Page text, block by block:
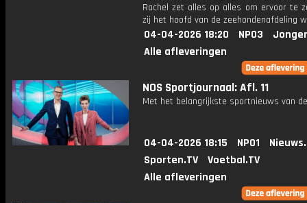
Rachel zet alles op alles om ervoor te
zij het hoofd van de zeehondenafdeling
04-04-2026 18:20 NPO3
Alle afleveringen
NOS Sportjournaal: Afl. 11
Met het belangrijkste sportnieuws van
04-04-2026 18:15 NPO1
Sporten.TV
Voetbal.TV
Alle afleveringen